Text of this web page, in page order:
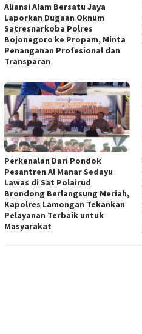
Aliansi Alam Bersatu Jaya
Laporkan Dugaan Oknum
Satresnarkoba Polres
Bojonegoro ke Propam, Minta
Penanganan Profesional dan
Transparan
Perkenalan Dari Pondok
Pesantren Al Manar Sedayu
Lawas di Sat Polairud
Brondong Berlangsung Meriah,
Kapolres Lamongan Tekankan
Pelayanan Terbaik untuk
Masyarakat